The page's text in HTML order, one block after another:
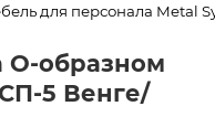
для персонала Metal
О-образном
5 Венге/